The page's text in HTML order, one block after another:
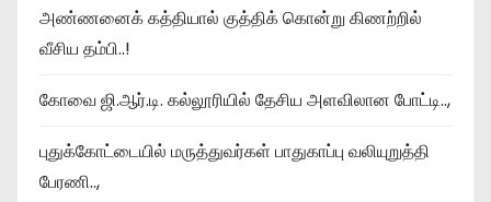
அண்ணனைக் கத்தியால் குத்திக் கொன்று கிணற்றில்
வீசிய தம்பி..!
கோவை ஜி.ஆர்.டி. கல்லூரியில் தேசிய அளவிலான போட்டி..,
புதுக்கோட்டையில் மருத்துவர்கள் பாதுகாப்பு வலியுறுத்தி
பேரணி..,